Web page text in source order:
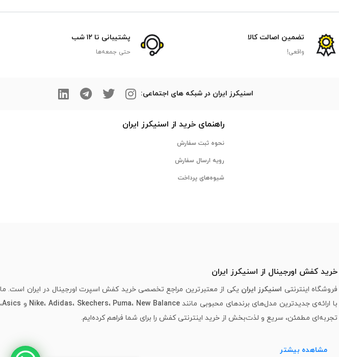
تضمین اصالت کالا
واقعی!
پشتیبانی تا ۱۲ شب
حتی جمعه‌ها
اسنیکرز ایران در شبکه های اجتماعی:
راهنمای خرید از اسنیکرز ایران
نحوه ثبت سفارش
رویه ارسال سفارش
شیوه‌های پرداخت
خرید کفش اورجینال از اسنیکرز ایران
فروشگاه اینترنتی اسنیکرز ایران یکی از معتبرترین مراجع تخصصی خرید کفش اسپرت اورجینال در ایران است. ما
با ارائه‌ی جدیدترین مدل‌های برندهای محبوبی مانند
Nike، Adidas، Skechers، Puma، New Balance و Asics،
تجربه‌ای مطمئن، سریع و لذت‌بخش از خرید اینترنتی کفش را برای شما فراهم کرده‌ایم.
مشاهده بیشتر